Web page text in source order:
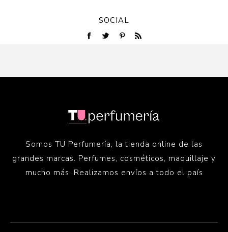
SOCIAL
Somos TU Perfumería, la tienda online de las
grandes marcas. Perfumes, cosméticos, maquillaje y
mucho más. Realizamos envíos a todo el país